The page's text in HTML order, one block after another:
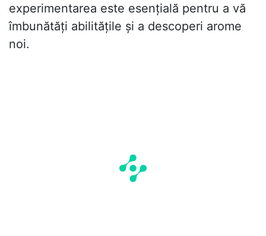
experimentarea este esențială pentru a vă
îmbunătăți abilitățile și a descoperi arome
noi.